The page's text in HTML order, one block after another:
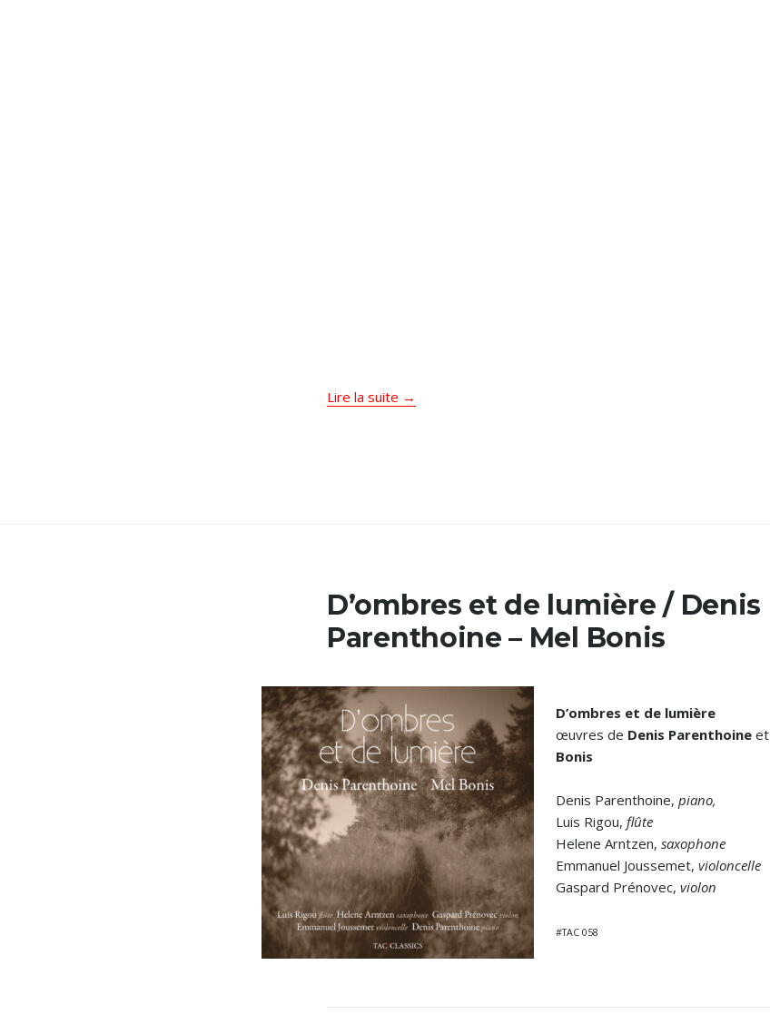
Lire la suite →
D’ombres et de lumière / Denis
Parenthoine – Mel Bonis
D’ombres et de lumière
œuvres de Denis Parenthoine et
Bonis
Denis Parenthoine, piano,
Luis Rigou, flûte
Helene Arntzen, saxophone
Emmanuel Joussemet, violoncelle
Gaspard Prénovec, violon
#TAC 058